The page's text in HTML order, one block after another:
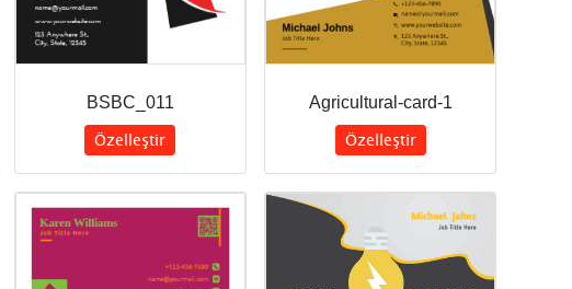
BSBC_011
Özelleştir
Agricultural-card-1
Özelleştir